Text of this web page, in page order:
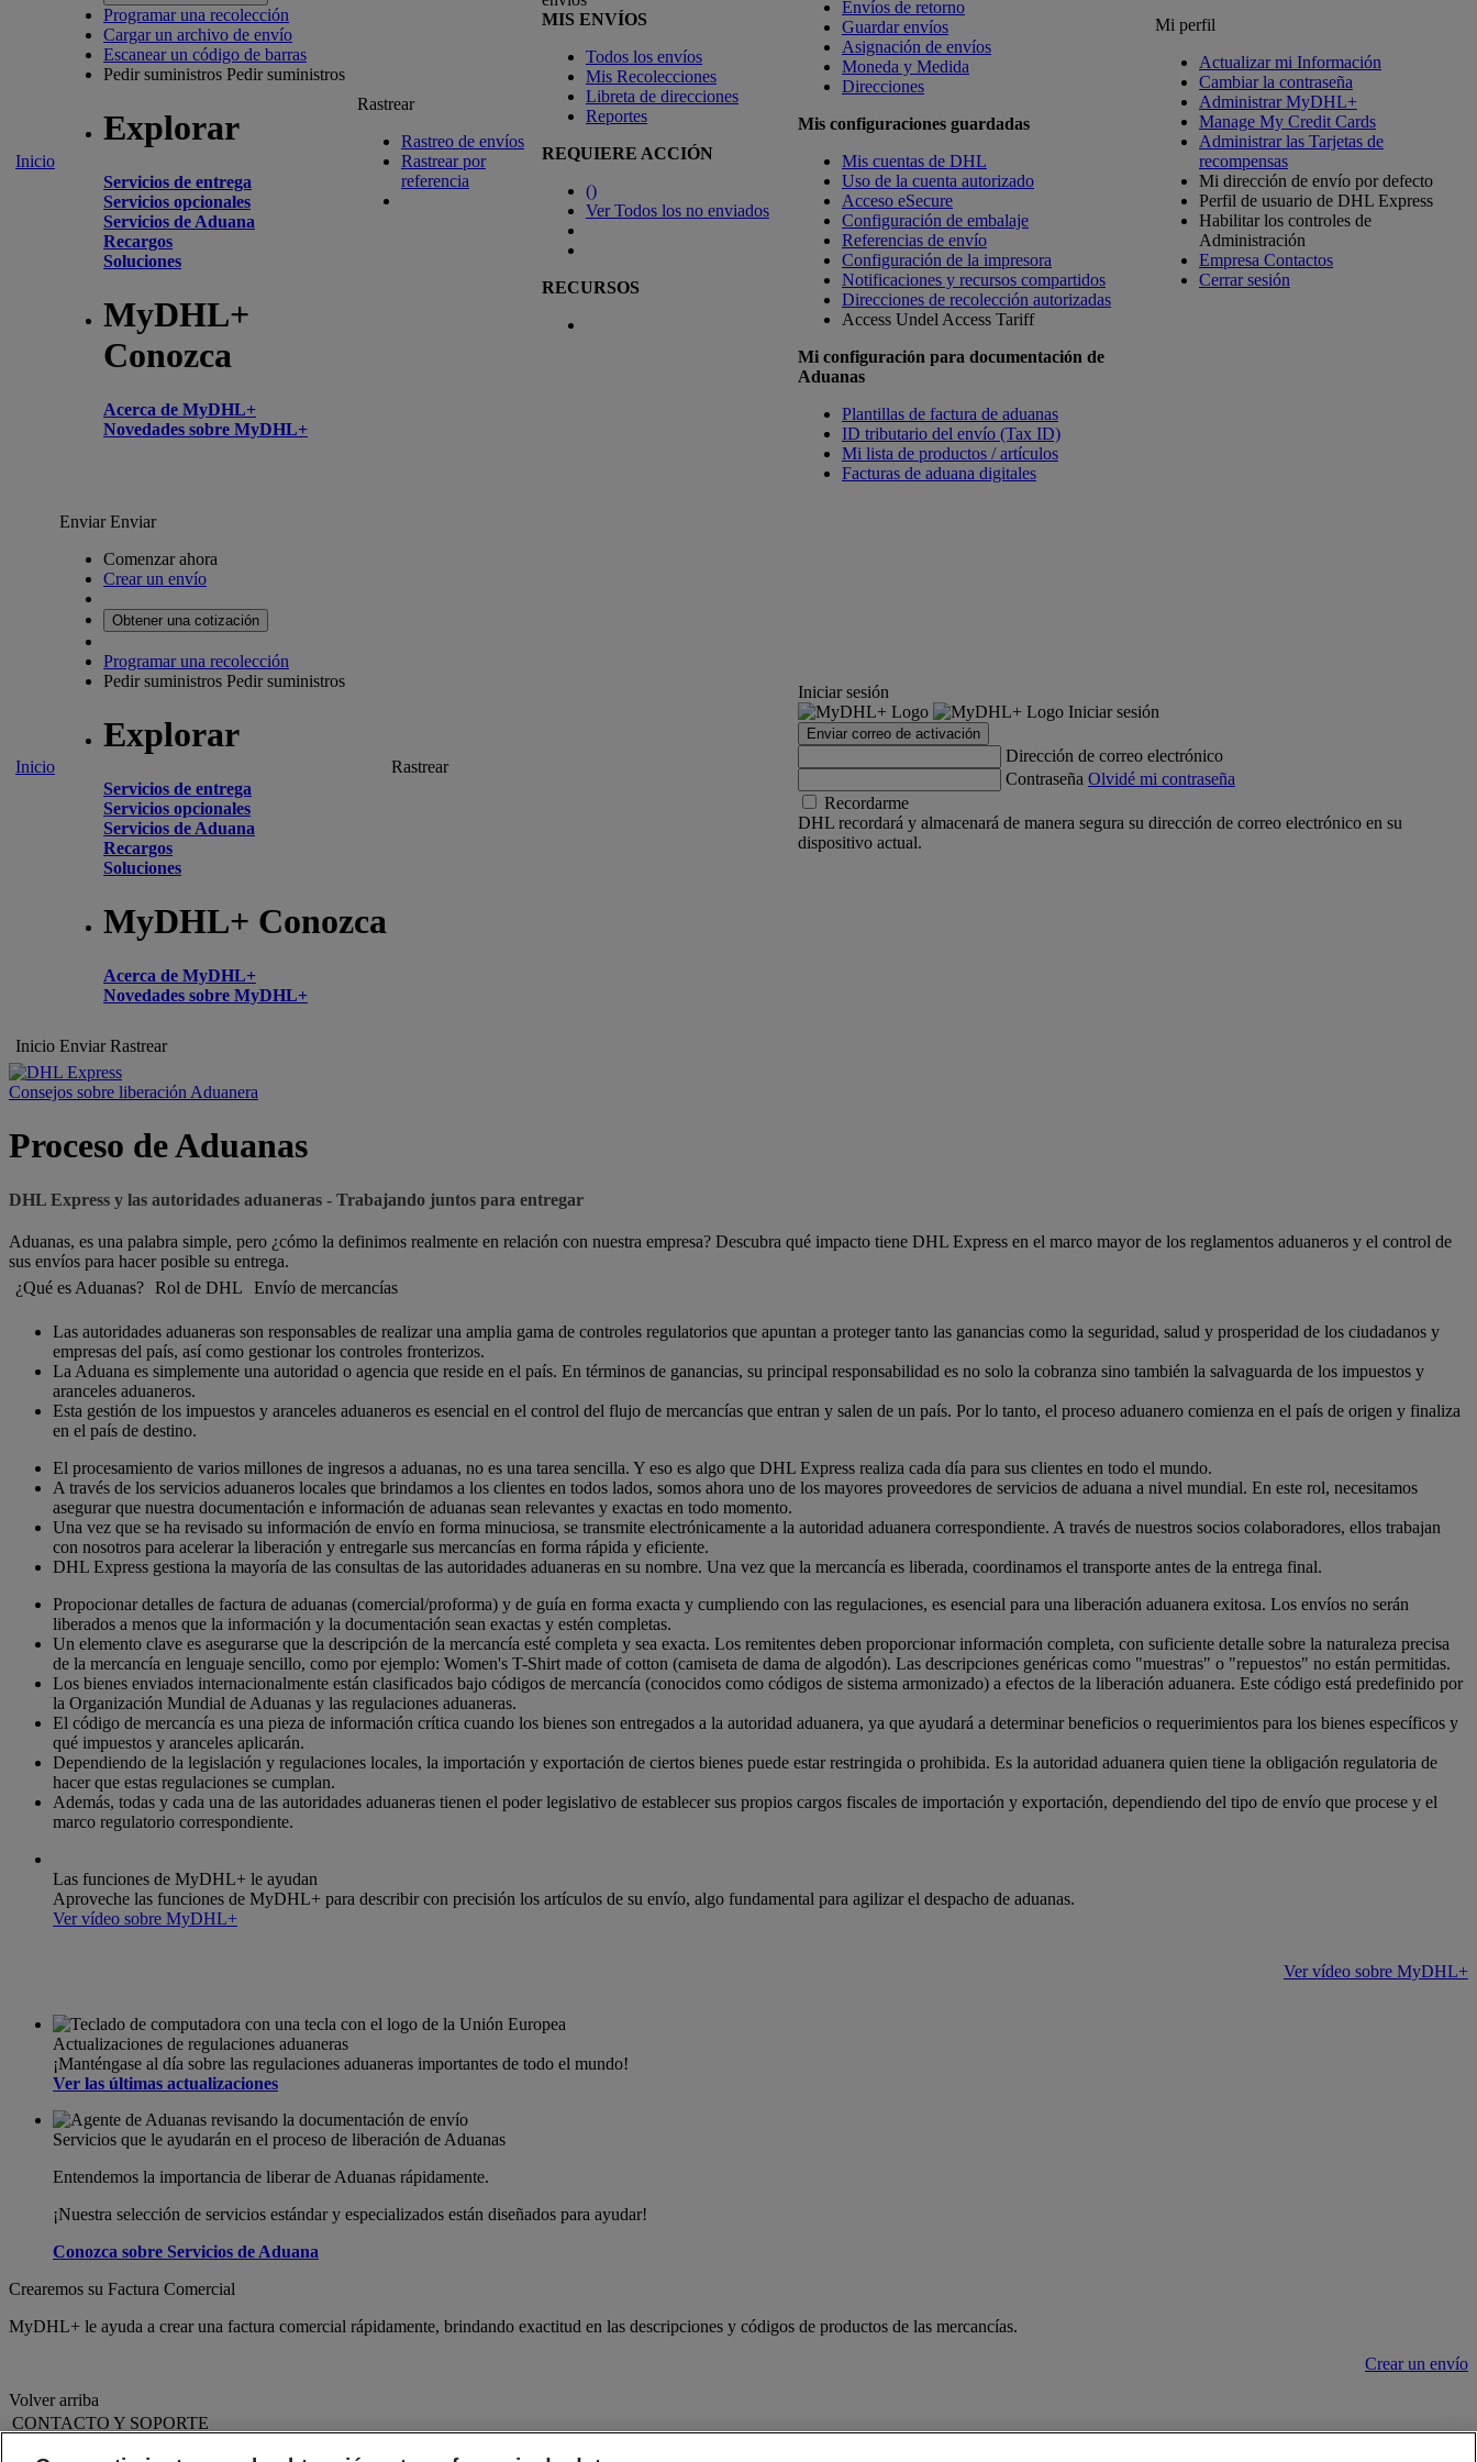
Inicio
Programar una recolección
Cargar un archivo de envío
Escanear un código de barras
Pedir suministros Pedir suministros
Explorar
Servicios de entrega
Servicios opcionales
Servicios de Aduana
Recargos
Soluciones
MyDHL+
Conozca
Acerca de MyDHL+
Novedades sobre MyDHL+
Rastrear
Rastreo de envíos
Rastrear por
referencia
MIS ENVÍOS
Todos los envíos
Mis Recolecciones
Libreta de direcciones
Reportes
REQUIERE ACCIÓN
()
Ver Todos los no enviados
RECURSOS
Envíos de retorno
Guardar envíos
Asignación de envíos
Moneda y Medida
Direcciones
Mis configuraciones guardadas
Mis cuentas de DHL
Uso de la cuenta autorizado
Acceso eSecure
Configuración de embalaje
Referencias de envío
Configuración de la impresora
Notificaciones y recursos compartidos
Direcciones de recolección autorizadas
Access Undel Access Tariff
Mi configuración para documentación de
Aduanas
Plantillas de factura de aduanas
ID tributario del envío (Tax ID)
Mi lista de productos / artículos
Facturas de aduana digitales
Mi perfil
Actualizar mi Información
Cambiar la contraseña
Administrar MyDHL+
Manage My Credit Cards
Administrar las Tarjetas de
recompensas
Mi dirección de envío por defecto
Perfil de usuario de DHL Express
Habilitar los controles de
Administración
Empresa Contactos
Cerrar sesión
Inicio
EnviarEnviar
Comenzar ahora
Crear un envío
Obtener una cotización
Programar una recolección
Pedir suministros Pedir suministros
Explorar
Servicios de entrega
Servicios opcionales
Servicios de Aduana
Recargos
Soluciones
MyDHL+ Conozca
Acerca de MyDHL+
Novedades sobre MyDHL+
Rastrear
Iniciar sesión
Iniciar sesión
Enviar correo de activación
Dirección de correo electrónico
Contraseña Olvidé mi contraseña
Recordarme
DHL recordará y almacenará de manera segura su dirección de correo electrónico en su
dispositivo actual.
Inicio Enviar Rastrear
Consejos sobre liberación Aduanera
Proceso de Aduanas
DHL Express y las autoridades aduaneras - Trabajando juntos para entregar
Aduanas, es una palabra simple, pero ¿cómo la definimos realmente en relación con nuestra empresa? Descubra qué impacto tiene DHL Express en el marco mayor de los reglamentos aduaneros y el control de
sus envíos para hacer posible su entrega.
¿Qué es Aduanas? Rol de DHL Envío de mercancías
Las autoridades aduaneras son responsables de realizar una amplia gama de controles regulatorios que apuntan a proteger tanto las ganancias como la seguridad, salud y prosperidad de los ciudadanos y
empresas del país, así como gestionar los controles fronterizos.
La Aduana es simplemente una autoridad o agencia que reside en el país. En términos de ganancias, su principal responsabilidad es no solo la cobranza sino también la salvaguarda de los impuestos y
aranceles aduaneros.
Esta gestión de los impuestos y aranceles aduaneros es esencial en el control del flujo de mercancías que entran y salen de un país. Por lo tanto, el proceso aduanero comienza en el país de origen y finaliza
en el país de destino.
El procesamiento de varios millones de ingresos a aduanas, no es una tarea sencilla. Y eso es algo que DHL Express realiza cada día para sus clientes en todo el mundo.
A través de los servicios aduaneros locales que brindamos a los clientes en todos lados, somos ahora uno de los mayores proveedores de servicios de aduana a nivel mundial. En este rol, necesitamos
asegurar que nuestra documentación e información de aduanas sean relevantes y exactas en todo momento.
Una vez que se ha revisado su información de envío en forma minuciosa, se transmite electrónicamente a la autoridad aduanera correspondiente. A través de nuestros socios colaboradores, ellos trabajan
con nosotros para acelerar la liberación y entregarle sus mercancías en forma rápida y eficiente.
DHL Express gestiona la mayoría de las consultas de las autoridades aduaneras en su nombre. Una vez que la mercancía es liberada, coordinamos el transporte antes de la entrega final.
Propocionar detalles de factura de aduanas (comercial/proforma) y de guía en forma exacta y cumpliendo con las regulaciones, es esencial para una liberación aduanera exitosa. Los envíos no serán
liberados a menos que la información y la documentación sean exactas y estén completas.
Un elemento clave es asegurarse que la descripción de la mercancía esté completa y sea exacta. Los remitentes deben proporcionar información completa, con suficiente detalle sobre la naturaleza precisa
de la mercancía en lenguaje sencillo, como por ejemplo: Women's T-Shirt made of cotton (camiseta de dama de algodón). Las descripciones genéricas como "muestras" o "repuestos" no están permitidas.
Los bienes enviados internacionalmente están clasificados bajo códigos de mercancía (conocidos como códigos de sistema armonizado) a efectos de la liberación aduanera. Este código está predefinido por
la Organización Mundial de Aduanas y las regulaciones aduaneras.
El código de mercancía es una pieza de información crítica cuando los bienes son entregados a la autoridad aduanera, ya que ayudará a determinar beneficios o requerimientos para los bienes específicos y
qué impuestos y aranceles aplicarán.
Dependiendo de la legislación y regulaciones locales, la importación y exportación de ciertos bienes puede estar restringida o prohibida. Es la autoridad aduanera quien tiene la obligación regulatoria de
hacer que estas regulaciones se cumplan.
Además, todas y cada una de las autoridades aduaneras tienen el poder legislativo de establecer sus propios cargos fiscales de importación y exportación, dependiendo del tipo de envío que procese y el
marco regulatorio correspondiente.
Las funciones de MyDHL+ le ayudan
Aproveche las funciones de MyDHL+ para describir con precisión los artículos de su envío, algo fundamental para agilizar el despacho de aduanas.
Ver vídeo sobre MyDHL+
Ver vídeo sobre MyDHL+
Actualizaciones de regulaciones aduaneras
¡Manténgase al día sobre las regulaciones aduaneras importantes de todo el mundo!
Ver las últimas actualizaciones
Servicios que le ayudarán en el proceso de liberación de Aduanas
Entendemos la importancia de liberar de Aduanas rápidamente.
¡Nuestra selección de servicios estándar y especializados están diseñados para ayudar!
Conozca sobre Servicios de Aduana
Crearemos su Factura Comercial
MyDHL+ le ayuda a crear una factura comercial rápidamente, brindando exactitud en las descripciones y códigos de productos de las mercancías.
Crear un envío
Volver arriba
CONTACTO Y SOPORTE